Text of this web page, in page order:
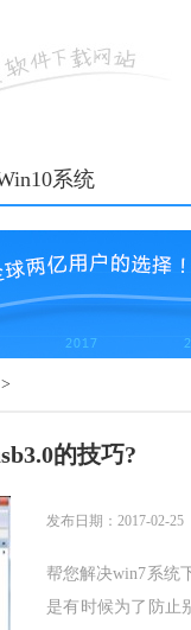
系统
>
的技巧?
发布日期：2017-02-25
帮您解决win7系统
是有时候为了防止